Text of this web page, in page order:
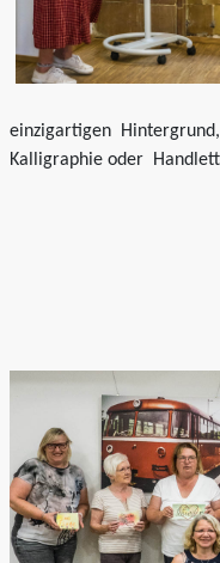
einzigartigen
Kalligraphie oder